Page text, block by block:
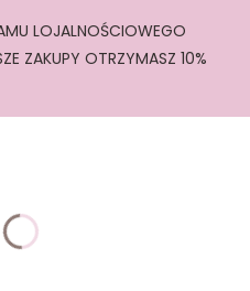
LOJALNOŚCIOWEGO
ZAKUPY OTRZYMASZ 10%